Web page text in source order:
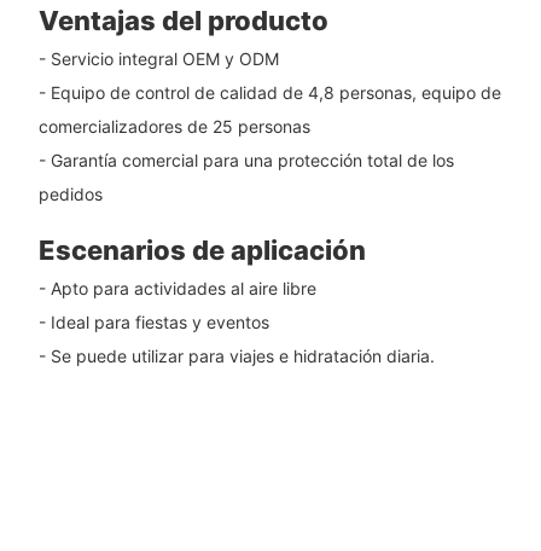
Ventajas del producto
- Servicio integral OEM y ODM
- Equipo de control de calidad de 4,8 personas, equipo de
comercializadores de 25 personas
- Garantía comercial para una protección total de los
pedidos
Escenarios de aplicación
- Apto para actividades al aire libre
- Ideal para fiestas y eventos
- Se puede utilizar para viajes e hidratación diaria.